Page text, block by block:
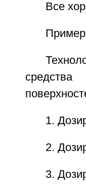
Все
1.
2.
3.